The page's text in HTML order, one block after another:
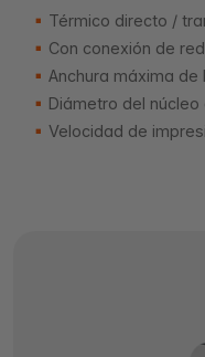
Térmico directo /
Con conexión de red
Anchura máxima de
Diámetro del
Velocidad de